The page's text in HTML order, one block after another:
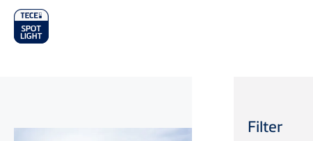
Filter